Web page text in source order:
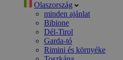
Olaszország
minden ajánlat
Bibione
Dél-Tirol
Garda-tó
Rimini és környéke